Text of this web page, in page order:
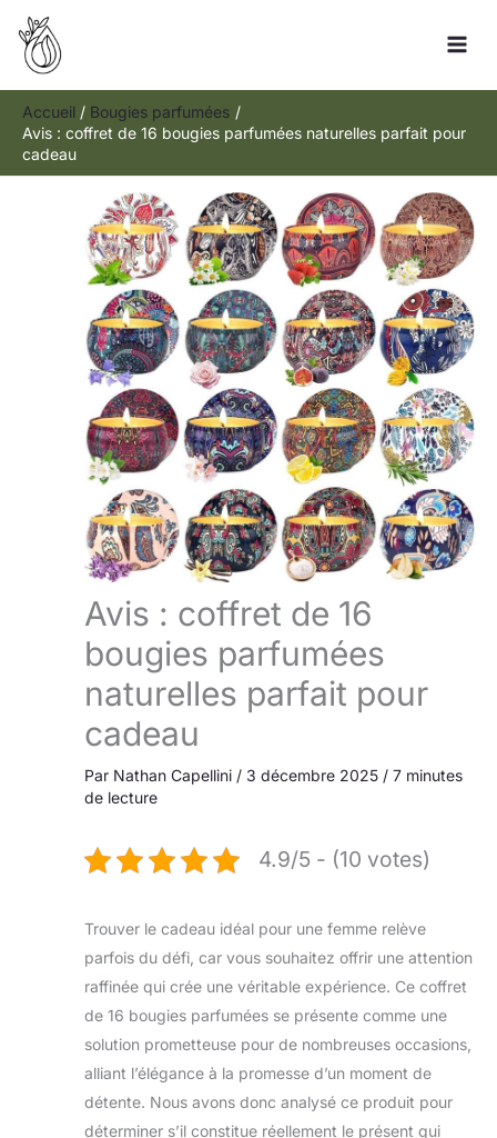
Aller
contenu
Accueil
Bougies parfumées
Avis : coffret de 16 bougies parfumées naturelles parfait pour
cadeau
Avis : coffret de 16
bougies parfumées
naturelles parfait pour
cadeau
Par Nathan Capellini / 3 décembre 2025 / 7 minutes
de lecture
4.9/5 - (10 votes)
Trouver le cadeau idéal pour une femme relève
parfois du défi, car vous souhaitez offrir une attention
raffinée qui crée une véritable expérience. Ce coffret
de 16 bougies parfumées se présente comme une
solution prometteuse pour de nombreuses occasions,
alliant l’élégance à la promesse d’un moment de
détente. Nous avons donc analysé ce produit pour
déterminer s’il constitue réellement le présent qui
R
e
h
e